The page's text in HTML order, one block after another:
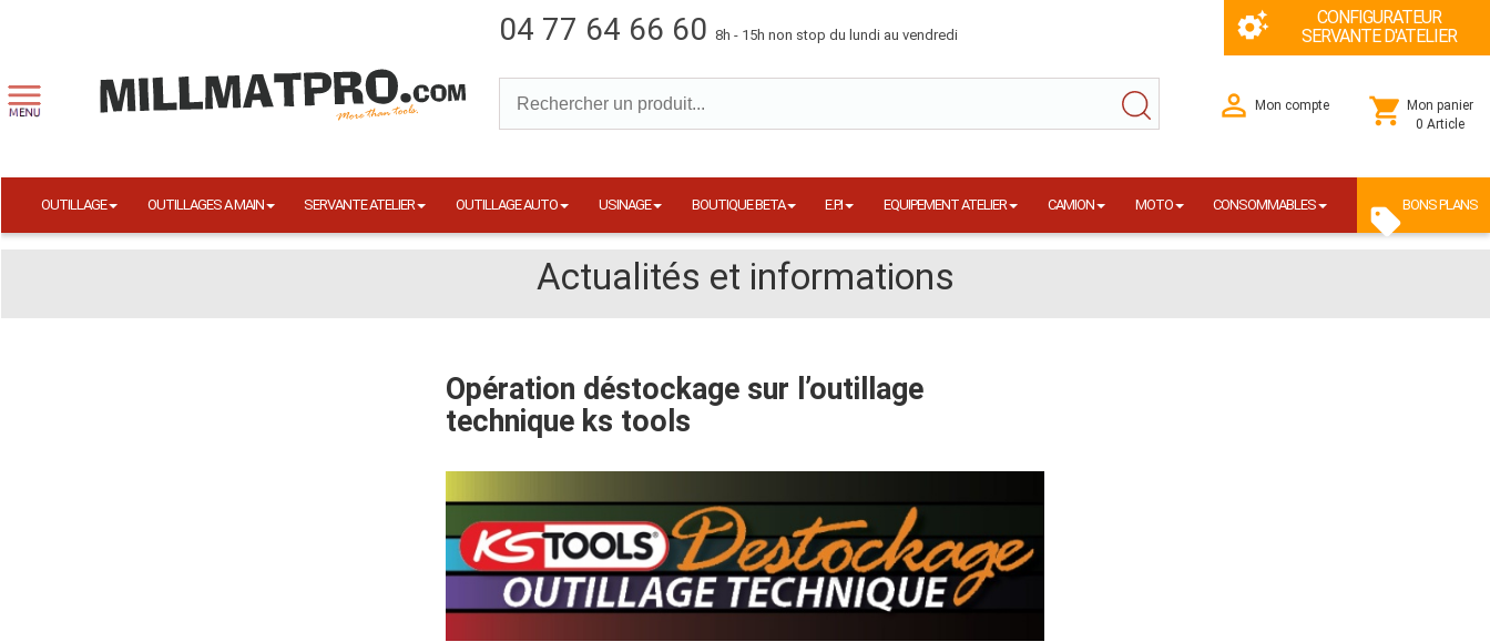
04 77 64 66 60 8h - 15h non stop du lundi au vendredi
CONFIGURATEUR
SERVANTE D'ATELIER
Mon compte
Mon panier
0 Article
OUTILLAGE OUTILLAGES A MAIN SERVANTE ATELIER OUTILLAGE AUTO USINAGE BOUTIQUE BETA E.P.I EQUIPEMENT ATELIER CAMION MOTO CONSOMMABLES BONS PLANS
Actualités et informations
Opération déstockage sur l’outillage
technique ks tools